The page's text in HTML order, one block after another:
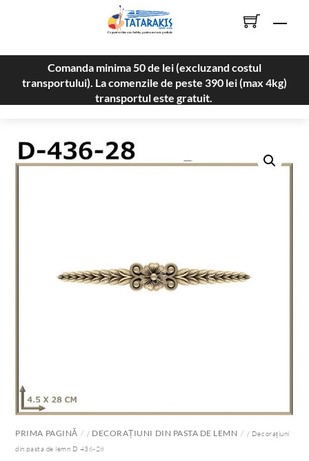
Comanda minima 50 de lei (excluzand costul
transportului). La comenzile de peste 390 lei (max 4kg)
transportul este gratuit.
PRIMA PAGINĂ / DECORAȚIUNI DIN PASTA DE LEMN
/ Decorațiuni
din pasta de lemn D 436-28